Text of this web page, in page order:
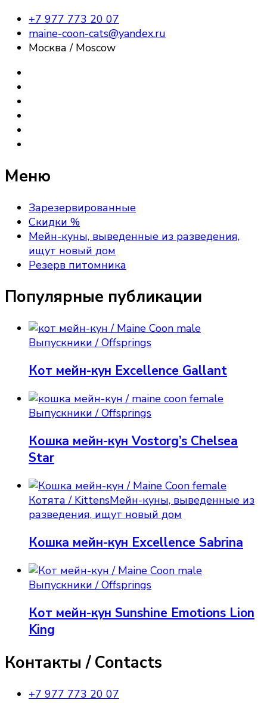
+7 977 773 20 07
maine-coon-cats@yandex.ru
Москва / Moscow
Меню
Зарезервированные
Скидки %
Мейн-куны, выведенные из разведения,
ищут новый дом
Резерв питомника
Популярные публикации
Выпускники / Offsprings
Кот мейн-кун Excellence Gallant
Выпускники / Offsprings
Кошка мейн-кун Vostorg’s Chelsea
Star
Котята / KittensМейн-куны, выведенные из
разведения, ищут новый дом
Кошка мейн-кун Excellence Sabrina
Выпускники / Offsprings
Кот мейн-кун Sunshine Emotions Lion
King
Контакты / Contacts
+7 977 773 20 07